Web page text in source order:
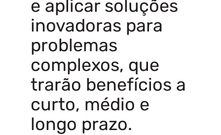
e aplicar soluções
inovadoras para
problemas
complexos, que
trarão benefícios a
curto, médio e
longo prazo.